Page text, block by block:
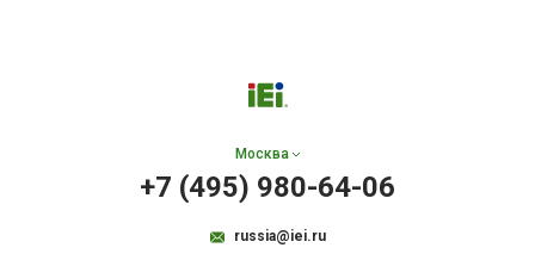
Москва
+7 (495) 980-64-06
russia@iei.ru